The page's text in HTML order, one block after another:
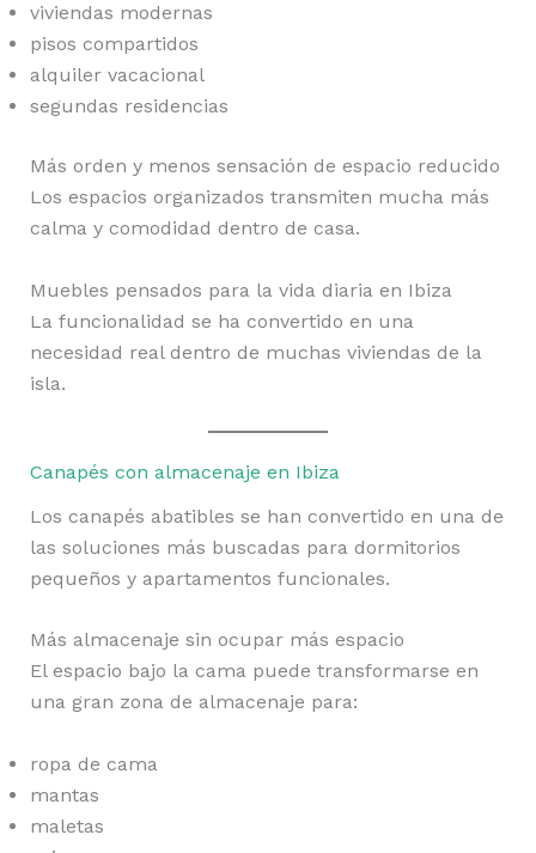
viviendas modernas
pisos compartidos
alquiler vacacional
segundas residencias
Más orden y menos sensación de espacio reducido
Los espacios organizados transmiten mucha más
calma y comodidad dentro de casa.
Muebles pensados para la vida diaria en Ibiza
La funcionalidad se ha convertido en una
necesidad real dentro de muchas viviendas de la
isla.
Canapés con almacenaje en Ibiza
Los canapés abatibles se han convertido en una de
las soluciones más buscadas para dormitorios
pequeños y apartamentos funcionales.
Más almacenaje sin ocupar más espacio
El espacio bajo la cama puede transformarse en
una gran zona de almacenaje para:
ropa de cama
mantas
maletas